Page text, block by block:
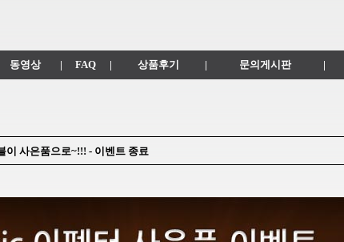
공지
동영상 | FAQ | 상품후기 | 문의게시판 |
사은품으로~!!! - 이벤트 종료